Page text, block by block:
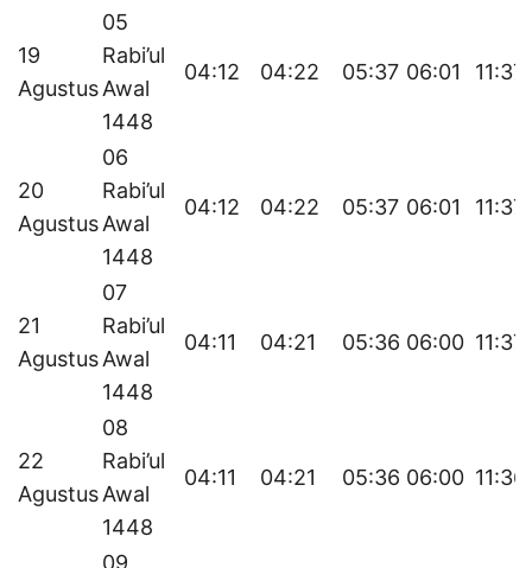
19
Agustus
05
Rabi’ul
Awal
1448
04:12 04:22 05:37 06:01 11:37
20
Agustus
06
Rabi’ul
Awal
1448
04:12 04:22 05:37 06:01 11:37
21
Agustus
07
Rabi’ul
Awal
1448
04:11 04:21 05:36 06:00 11:37
22
Agustus
08
Rabi’ul
Awal
1448
04:11 04:21 05:36 06:00 11:36
09